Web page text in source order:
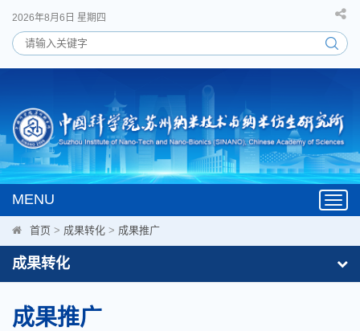
2026年8月6日 星期四
MENU
首页 > 成果转化 > 成果推广
成果转化
成果推广